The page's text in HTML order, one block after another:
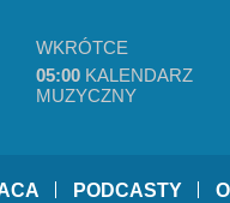
WKRÓTCE
05:00 KALENDARZ
MUZYCZNY
PODCASTY